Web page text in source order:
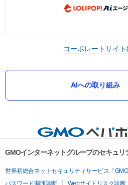
コーポレートサイト
AIへの取り組み
GMOインターネットグループのセキュリ
世界初総合ネットセキュリティサービス「GMO
パスワード漏洩診断
Webサイトリスク診断